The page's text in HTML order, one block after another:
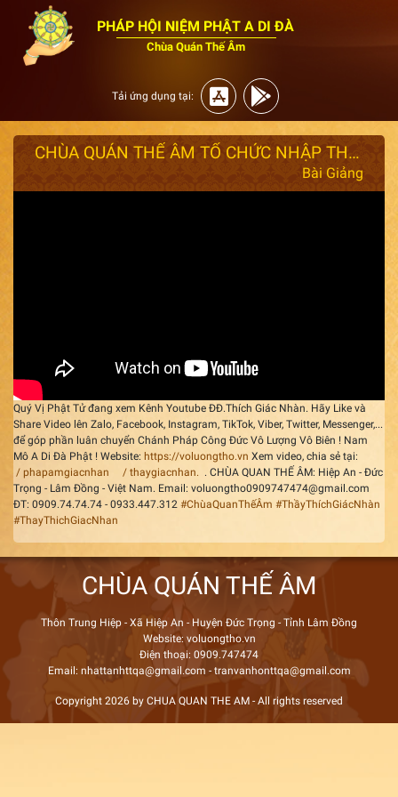
PHÁP HỘI NIỆM PHẬT A DI ĐÀ
Chùa Quán Thế Âm
Tải ứng dụng tại:
CHÙA QUÁN THẾ ÂM TỔ CHỨC NHẬP THẤT - TT: THÍCH GIÁC NHÀN KHAI KHÓA NHẬP THẤT LẦN 3.TG:29/09/2025
Bài Giảng
Quý Vị Phật Tử đang xem Kênh Youtube ĐĐ.Thích Giác Nhàn. Hãy Like và
Share Video lên Zalo, Facebook, Instagram, TikTok, Viber, Twitter, Messenger,...
để góp phần luân chuyển Chánh Pháp Công Đức Vô Lượng Vô Biên ! Nam
Mô A Di Đà Phật ! Website: https://voluongtho.vn Xem video, chia sẻ tại:
/ phapamgiacnhan
/ thaygiacnhan. . CHÙA QUAN THẾ ÂM: Hiệp An - Đức
Trọng - Lâm Đồng - Việt Nam. Email: voluongtho0909747474@gmail.com
ĐT: 0909.74.74.74 - 0933.447.312 #ChùaQuanThếÂm #ThầyThíchGiácNhàn
#ThayThichGiacNhan
CHÙA QUÁN THẾ ÂM
Thôn Trung Hiệp - Xã Hiệp An - Huyện Đức Trọng - Tỉnh Lâm Đồng
Website: voluongtho.vn
Điện thoại: 0909.747474
Email: nhattanhttqa@gmail.com - tranvanhonttqa@gmail.com
Copyright 2026 by CHUA QUAN THE AM - All rights reserved